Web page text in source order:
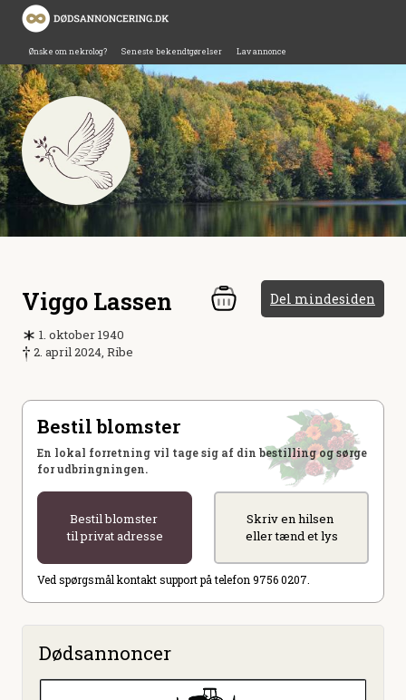
Ønske om nekrolog? Seneste bekendtgørelser Lav annonce
Viggo Lassen Del mindesiden
1. oktober 1940
2. april 2024, Ribe
Bestil blomster
En lokal forretning vil tage sig af din bestilling og sørge
for udbringningen.
Bestil blomster
til privat adresse
Skriv en hilsen
eller tænd et lys
Ved spørgsmål kontakt support på telefon 9756 0207.
Dødsannoncer